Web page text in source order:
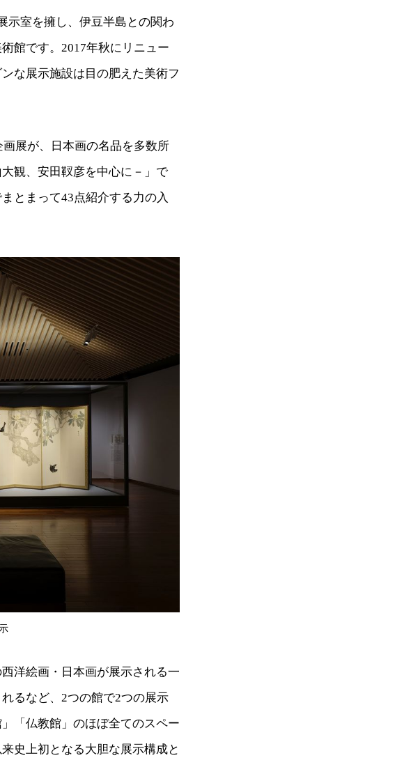
示室を擁し、伊豆半島との関わ
館です。2017年秋にリニュー
な展示施設は目の肥えた美術フ
展が、日本画の名品を多数所
観、安田靫彦を中心に－」で
とまって43点紹介する力の入
洋絵画・日本画が展示される一
るなど、2つの館で2つの展示
「仏教館」のほぼ全てのスペー
史上初となる大胆な展示構成と